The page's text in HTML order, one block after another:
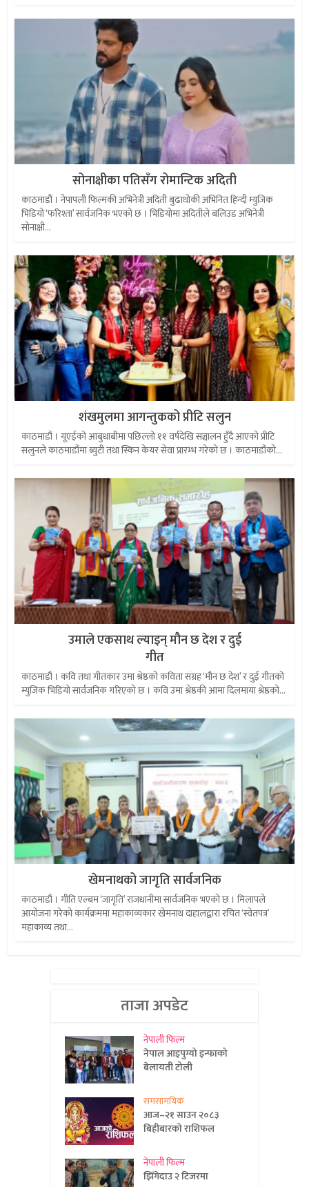
सोनाक्षीका पतिसँग रोमान्टिक अदिती
काठमाडौं । नेपापली फिल्मकी अभिनेत्री अदिती बुढाथोकी अभिनित हिन्दी म्युजिक
भिडियो ‘फरिश्ता’ सार्वजनिक भएको छ । भिडियोमा अदितीले बलिउड अभिनेत्री
सोनाक्षी...
शंखमुलमा आगन्तुकको प्रीटि सलुन
काठमाडौं । यूएईको आबुधाबीमा पछिल्लो ११ वर्षदेखि सञ्चालन हुँदै आएको प्रीटि
सलुनले काठमाडौंमा ब्युटी तथा स्किन केयर सेवा प्रारम्भ गरेको छ । काठमाडौंको...
उमाले एकसाथ ल्याइन् मौन छ देश र दुई
गीत
काठमाडौं । कवि तथा गीतकार उमा श्रेष्ठको कविता संग्रह ‘मौन छ देश’ र दुई गीतको
म्युजिक भिडियो सार्वजनिक गरिएको छ । कवि उमा श्रेष्ठकी आमा दिलमाया श्रेष्ठको...
खेमनाथको जागृति सार्वजनिक
काठमाडौं । गीति एल्बम ‘जागृति’ राजधानीमा सार्वजनिक भएको छ । मिलापले
आयोजना गरेको कार्यक्रममा महाकाव्यकार खेमनाथ दाहालद्वारा रचित ‘स्वेतपत्र’
महाकाव्य तथा...
ताजा अपडेट
नेपाली फिल्म
नेपाल आइपुग्यो इन्फाको
बेलायती टोली
समसामयिक
आज–२१ साउन २०८३
बिहीबारको राशिफल
नेपाली फिल्म
झिँगेदाउ २ टिजरमा